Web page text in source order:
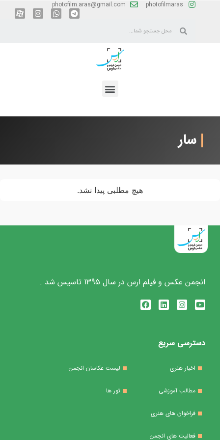
photofilmaras
photofilm.aras@gmail.com
سار
هیچ مطلبی پیدا نشد.
انجمن عکس و فیلم ارس در سال 1395 تاسیس شد .
دسترسی سریع
اخبار هنری
مطالب آموزشی
فراخوان های هنری
فعالیت های انجمن
لیست عکاسان انجمن
تور ها